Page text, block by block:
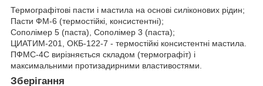
Термографітові пасти і мастила на основі силіконових рідин;
Пасти ФМ-6 (термостійкі, консистентні);
Сополімер 5 (паста), Сополімер 3 (паста);
ЦИАТИМ-201, ОКБ-122-7 - термостійкі консистентні мастила.
ПФМС-4С вирізняється складом (термографіт) і
максимальними протизадирними властивостями.
Зберігання